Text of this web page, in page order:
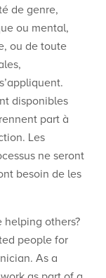
de genre,
ou mental,
ou de toute
disponibles
part à
Les
ne seront
besoin de les
helping others?
people for
As a